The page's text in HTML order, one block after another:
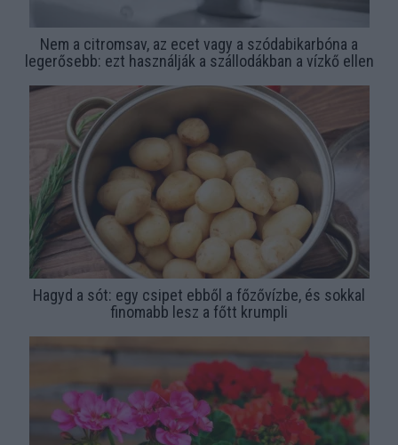
Nem a citromsav, az ecet vagy a szódabikarbóna a
legerősebb: ezt használják a szállodákban a vízkő ellen
Hagyd a sót: egy csipet ebből a főzővízbe, és sokkal
finomabb lesz a főtt krumpli